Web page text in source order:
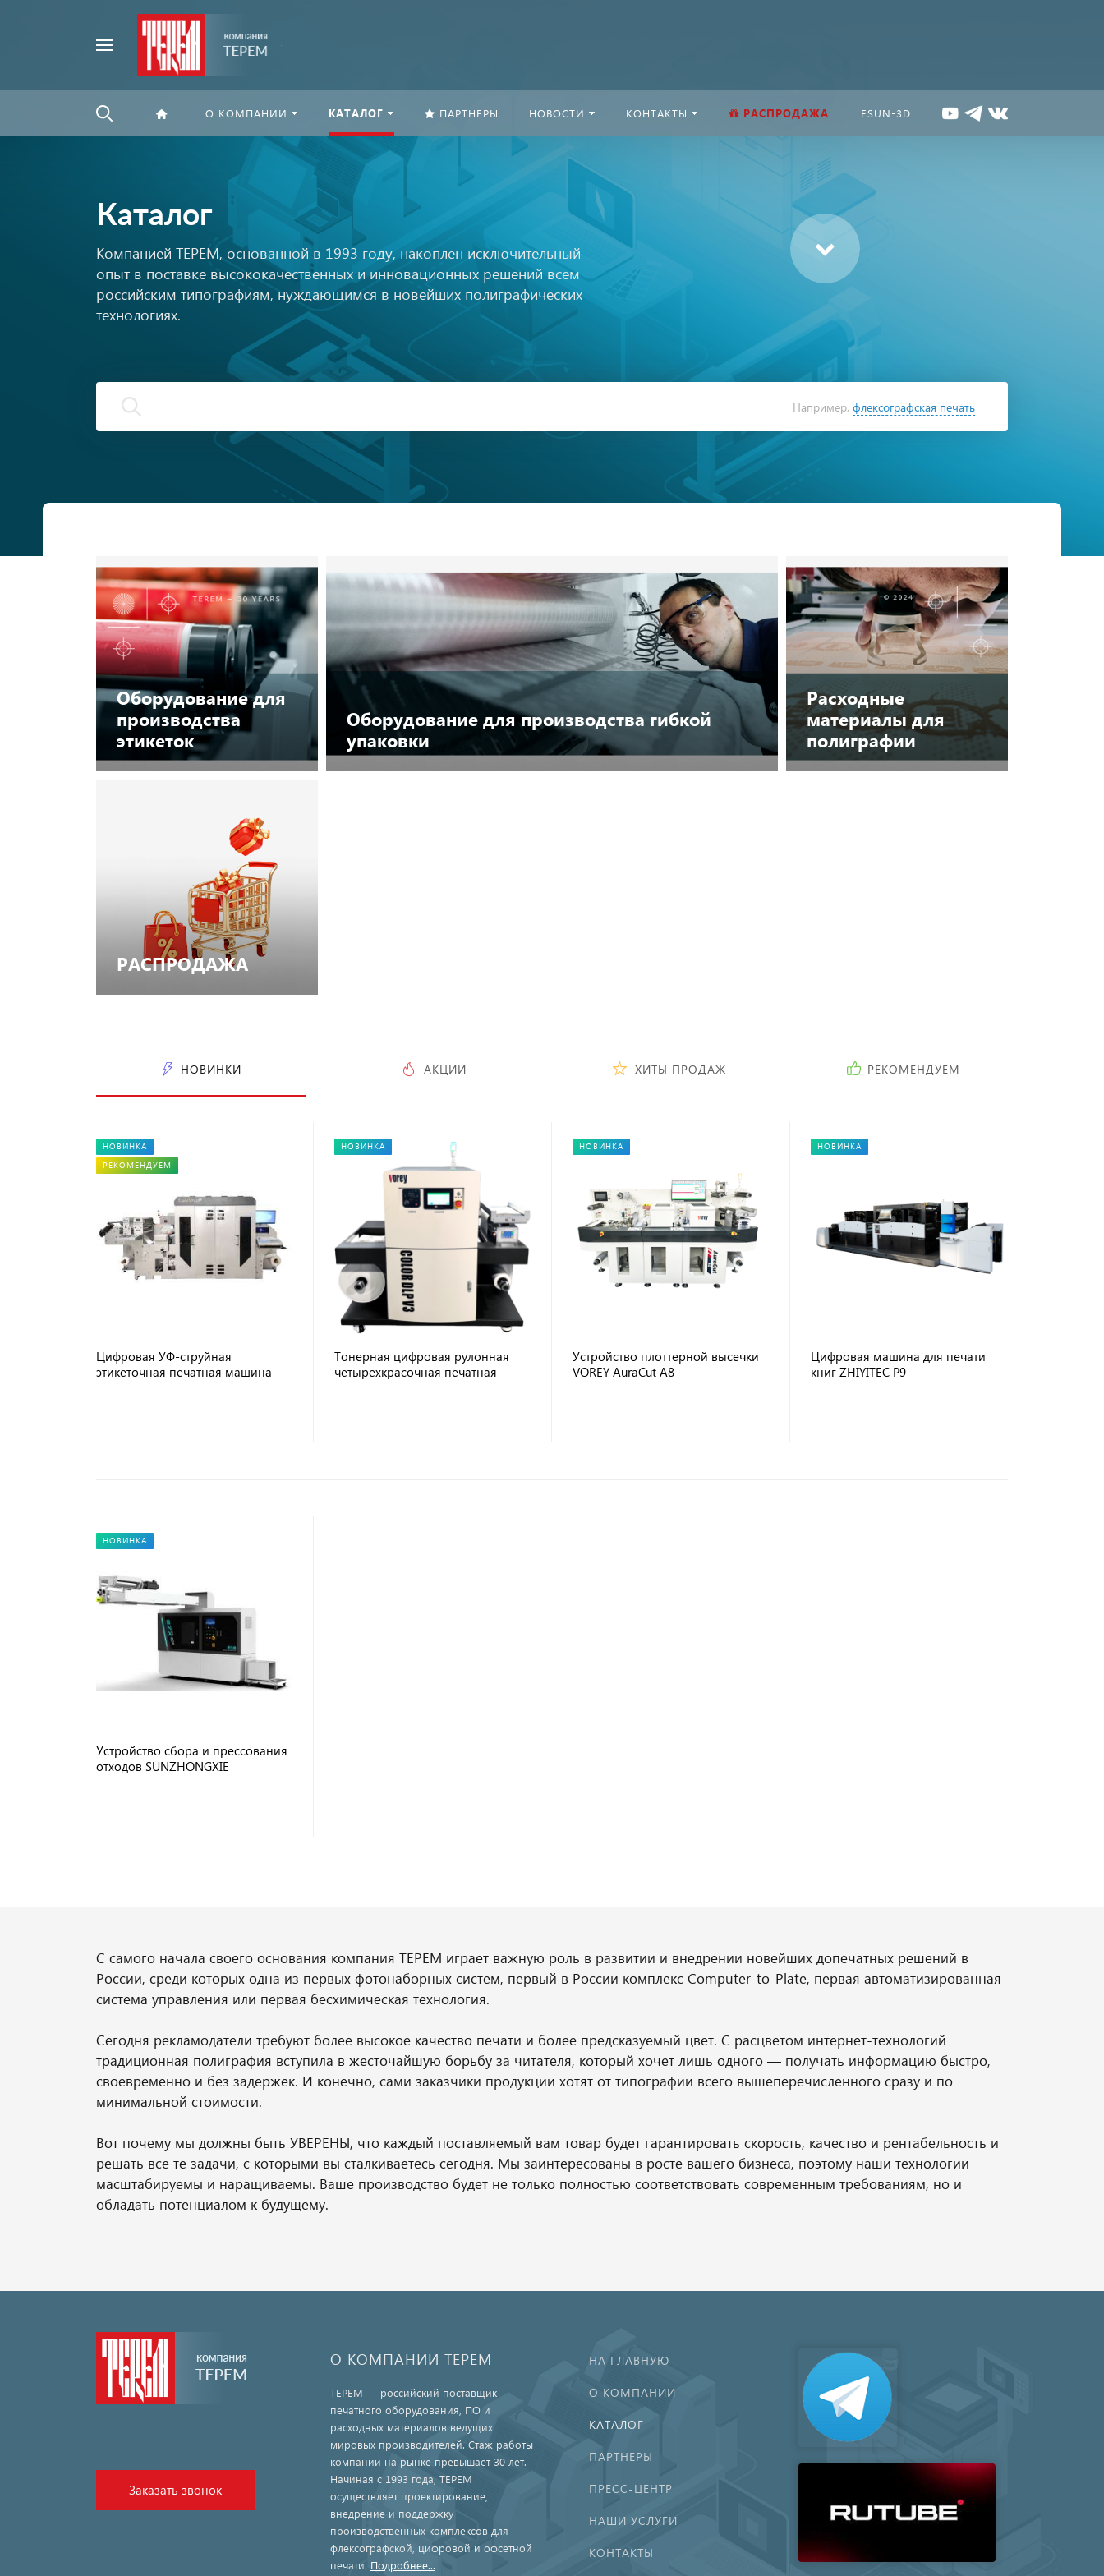
О КОМПАНИИ КАТАЛОГ ПАРТНЕРЫ НОВОСТИ КОНТАКТЫ РАСПРОДАЖА ESUN-3D
Каталог
Компанией ТЕРЕМ, основанной в 1993 году, накоплен исключительный
опыт в поставке высококачественных и инновационных решений всем
российским типографиям, нуждающимся в новейших полиграфических
технологиях.
Например, флексографская печать
Оборудование для
производства
этикеток
Оборудование для производства гибкой
упаковки
Расходные
материалы для
полиграфии
РАСПРОДАЖА
НОВИНКИ АКЦИИ ХИТЫ ПРОДАЖ РЕКОМЕНДУЕМ
НОВИНКА
РЕКОМЕНДУЕМ
Цифровая УФ-струйная
этикеточная печатная машина
НОВИНКА
Тонерная цифровая рулонная
четырехкрасочная печатная
НОВИНКА
Устройство плоттерной высечки
VOREY AuraCut A8
НОВИНКА
Цифровая машина для печати
книг ZHIYITEC P9
НОВИНКА
Устройство сбора и прессования
отходов SUNZHONGXIE
С самого начала своего основания компания ТЕРЕМ играет важную роль в развитии и внедрении новейших допечатных решений в
России, среди которых одна из первых фотонаборных систем, первый в России комплекс Computer-to-Plate, первая автоматизированная
система управления или первая бесхимическая технология.
Сегодня рекламодатели требуют более высокое качество печати и более предсказуемый цвет. С расцветом интернет-технологий
традиционная полиграфия вступила в жесточайшую борьбу за читателя, который хочет лишь одного — получать информацию быстро,
своевременно и без задержек. И конечно, сами заказчики продукции хотят от типографии всего вышеперечисленного сразу и по
минимальной стоимости.
Вот почему мы должны быть УВЕРЕНЫ, что каждый поставляемый вам товар будет гарантировать скорость, качество и рентабельность и
решать все те задачи, с которыми вы сталкиваетесь сегодня. Мы заинтересованы в росте вашего бизнеса, поэтому наши технологии
масштабируемы и наращиваемы. Ваше производство будет не только полностью соответствовать современным требованиям, но и
обладать потенциалом к будущему.
Заказать звонок
О КОМПАНИИ ТЕРЕМ
ТЕРЕМ — российский поставщик
печатного оборудования, ПО и
расходных материалов ведущих
мировых производителей. Стаж работы
компании на рынке превышает 30 лет.
Начиная с 1993 года, ТЕРЕМ
осуществляет проектирование,
внедрение и поддержку
производственных комплексов для
флексографской, цифровой и офсетной
печати. Подробнее...
НА ГЛАВНУЮ
О КОМПАНИИ
КАТАЛОГ
ПАРТНЕРЫ
ПРЕСС-ЦЕНТР
НАШИ УСЛУГИ
КОНТАКТЫ